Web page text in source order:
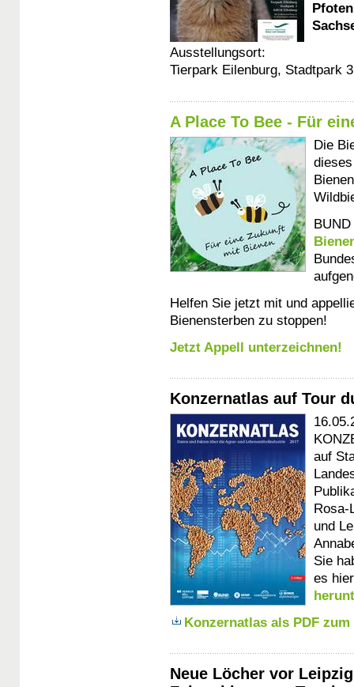
Ausstellungsort:
Tierpark Eilenburg, Stadtpark
A Place To Bee - Für
Die
Helfen Sie jetzt mit und
Bienensterben zu stoppen!
Jetzt Appell unterzeichnen!
Konzernatlas auf Tour
auf
Rosa-
und
Sie
es
Konzernatlas als PDF
Neue Löcher vor